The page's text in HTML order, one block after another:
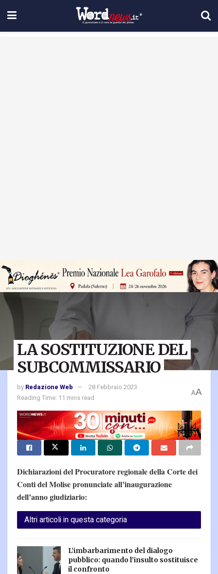
LA SOSTITUZIONE DEL
SUBCOMMISSARIO
by Redazione Web
28 Febbraio 2023
Reading Time: 11 mins read
AA
Dichiarazioni del Procuratore regionale della Corte dei
Conti del Molise pronunciate all’inaugurazione
dell’anno giudiziario:
Altri articoli in questa categoria
L’imbarbarimento del dialogo
pubblico: quando l’insulto sostituisce
il confronto